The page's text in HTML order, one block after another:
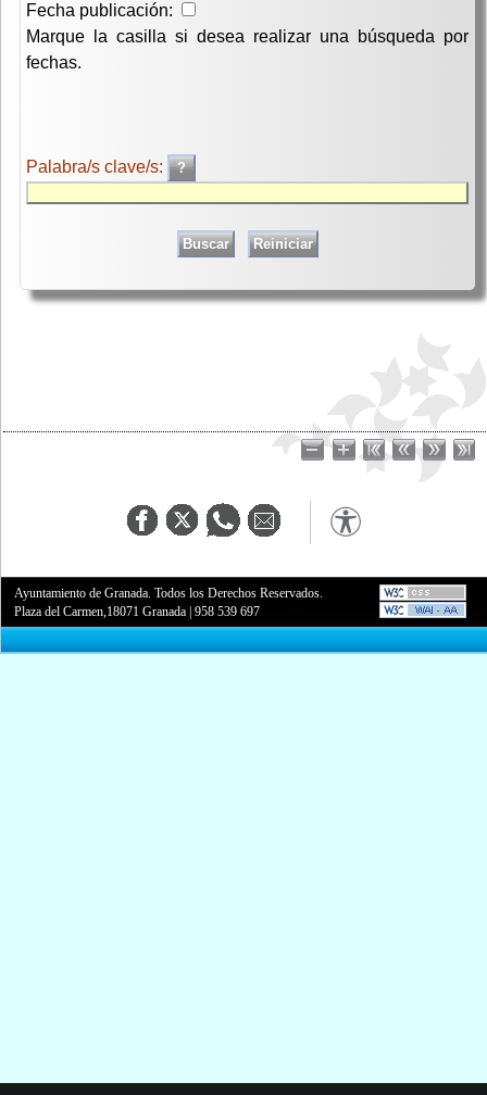
Fecha publicación:
Marque la casilla si desea realizar una búsqueda por
fechas.
Palabra/s clave/s:
Ayuntamiento de Granada. Todos los Derechos Reservados.
Plaza del Carmen,18071 Granada |958 539 697